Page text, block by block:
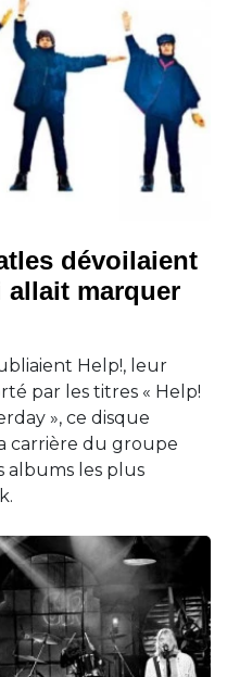
dévoilaient
allait marquer
Help!, leur
par les titres « Help!
», ce disque
carrière du groupe
albums les plus